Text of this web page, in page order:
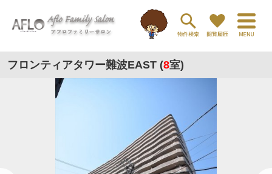
フロンティアタワー難波EAST (8室)